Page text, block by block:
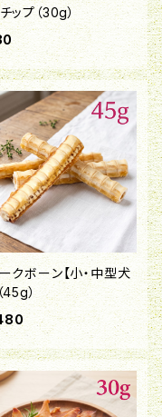
ップ（30g）
クボーン【小・中型犬
45g）